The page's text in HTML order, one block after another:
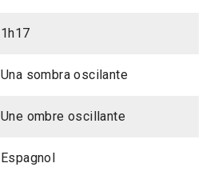
1h17
Una sombra oscilante
Une ombre oscillante
Espagnol